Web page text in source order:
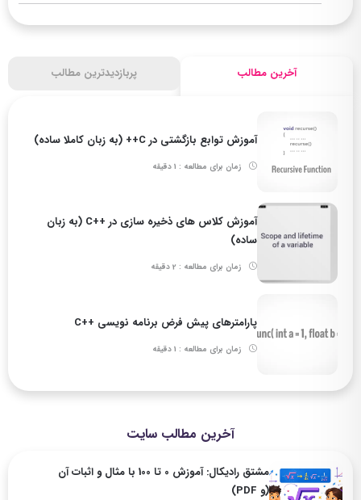
آخرین مطالب پربازدیدترین مطالب
آموزش توابع بازگشتی در C++ (به زبان کاملا ساده)
زمان برای مطالعه : 1 دقیقه
آموزش کلاس های ذخیره سازی در ++C (به زبان
ساده)
زمان برای مطالعه : 2 دقیقه
پارامترهای پیش فرض برنامه نویسی ++C
زمان برای مطالعه : 1 دقیقه
آخرین مطالب سایت
مشتق رادیکال: آموزش 0 تا 100 با مثال و اثبات آن
(و PDF)